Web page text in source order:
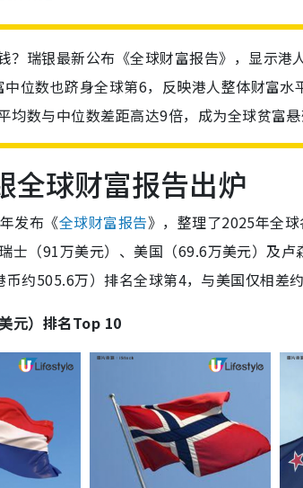
？瑞银最新公布《全球财富报告》，显示
位数也跻身全球第6，反映港人整体财富
均数与中位数差距高达9倍，成为全球贫富悬
全球财富报告出炉
发布《全球财富报告》，整理了2025年全
士（91万美元）、美国（69.6万美元）及
约505.6万）排名全球第4，与美国仅相差
美元） 排名Top 10